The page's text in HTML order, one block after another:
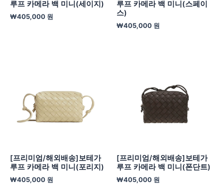
루프 카메라 백 미니(세이지)
₩405,000 원
루프 카메라 백 미니(스페이
스)
₩405,000 원
[프리미엄/해외배송]보테가
루프 카메라 백 미니(포리지)
₩405,000 원
[프리미엄/해외배송]보테가
루프 카메라 백 미니(폰단트)
₩405,000 원